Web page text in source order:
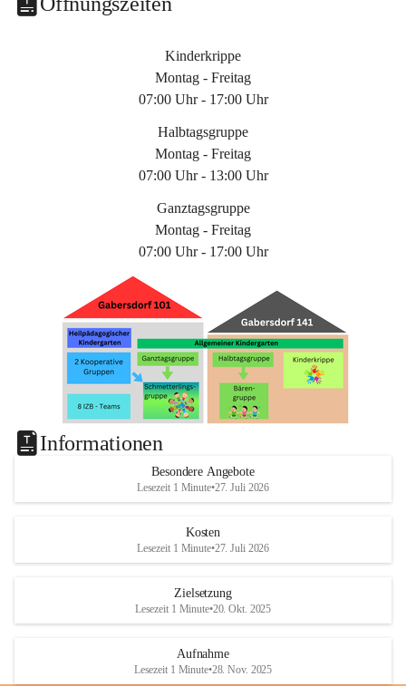
Kinderkrippe
Montag - Freitag
07:00 Uhr - 17:00 Uhr
Halbtagsgruppe
Montag - Freitag
07:00 Uhr - 13:00 Uhr
Ganztagsgruppe
Montag - Freitag
07:00 Uhr - 17:00 Uhr
Informationen
Besondere Angebote
Lesezeit 1 Minute•27. Juli 2026
Kosten
Lesezeit 1 Minute•27. Juli 2026
Zielsetzung
Lesezeit 1 Minute•20. Okt. 2025
Aufnahme
Lesezeit 1 Minute•28. Nov. 2025